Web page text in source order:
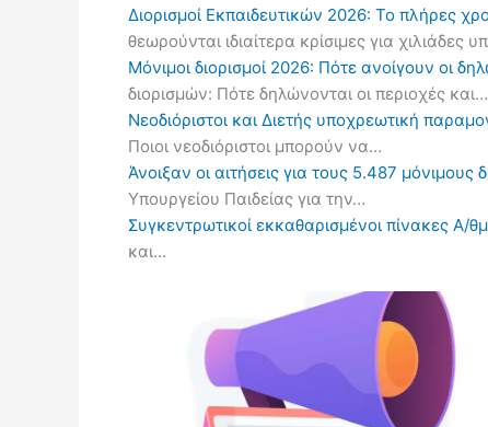
Διορισμοί Εκπαιδευτικών 2026: Το πλήρες
θεωρούνται ιδιαίτερα κρίσιμες για χιλιάδες
Μόνιμοι διορισμοί 2026: Πότε ανοίγουν οι
διορισμών: Πότε δηλώνονται οι περιοχές και…
Νεοδιόριστοι και Διετής υποχρεωτική
Ποιοι νεοδιόριστοι μπορούν να…
Άνοιξαν οι αιτήσεις για τους 5.487 μόνιμους
Υπουργείου Παιδείας για την…
Συγκεντρωτικοί εκκαθαρισμένοι πίνακες Α/
και…